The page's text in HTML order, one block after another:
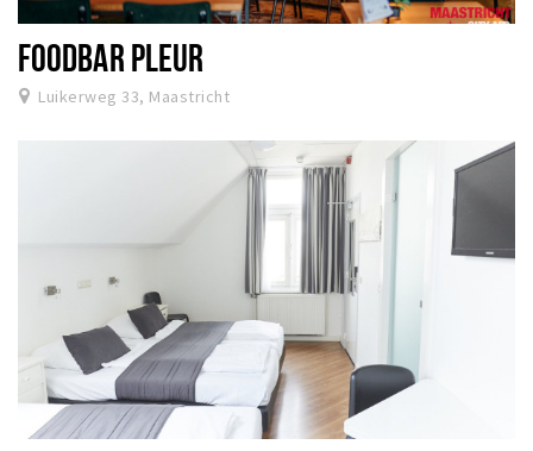
FOODBAR PLEUR
Luikerweg 33, Maastricht